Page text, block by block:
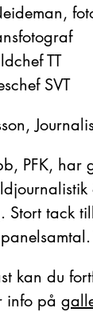
TT
SVT
PFK,
Stort tack
kan du
info på